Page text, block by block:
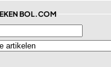
BOL.COM